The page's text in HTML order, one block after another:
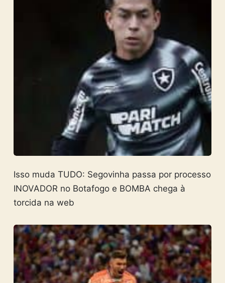
Isso muda TUDO: Segovinha passa por processo
INOVADOR no Botafogo e BOMBA chega à
torcida na web